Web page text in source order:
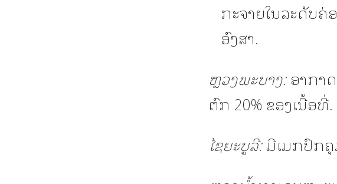
ກະຈາຍໃນລະດັບ
ອົງສາ.
ຫຼວງພະບາງ:ອາກາ
ຕົກ 20% ຂອງເນື້ອທີ່.
ໄຊຍະບູລີ:ມີເມກປົກຄຸ